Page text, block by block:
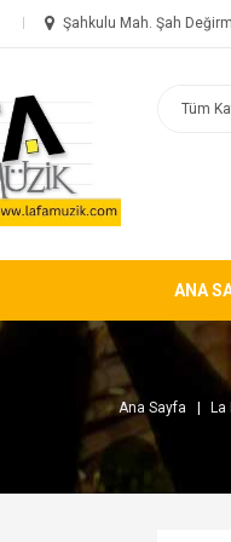
Şahkulu Mah. Şah
ANA
Ana Sayfa La